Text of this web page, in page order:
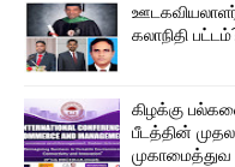
கலாநிதி
கிழக்கு
பீடத்தின்
முகாமைத்துவ